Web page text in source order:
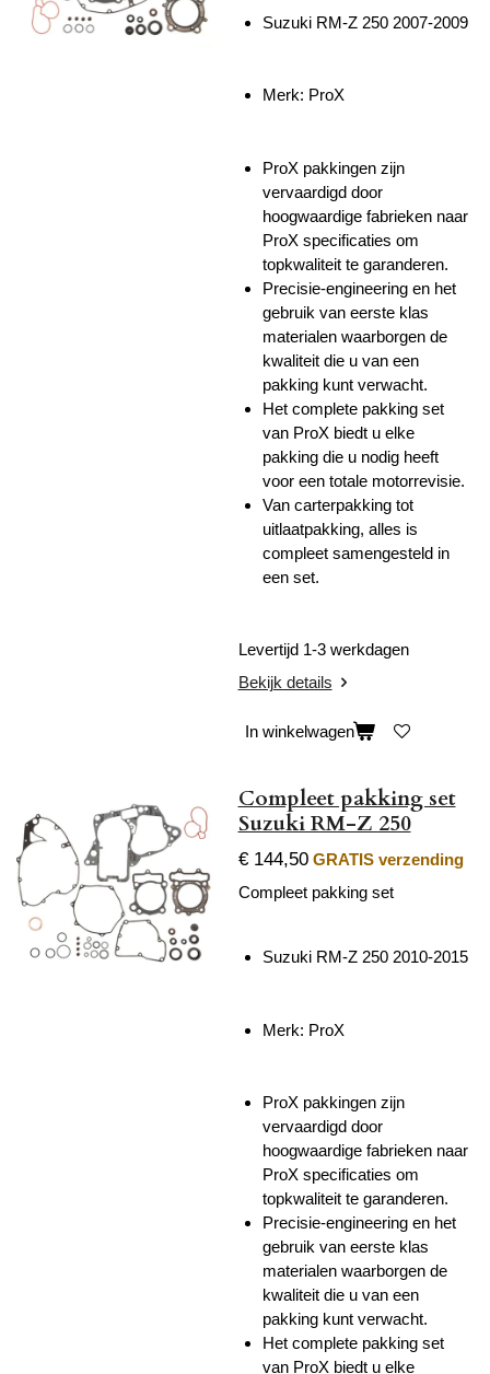
Suzuki RM-Z 250 2007-2009
Merk: ProX
ProX pakkingen zijn
vervaardigd door
hoogwaardige fabrieken naar
ProX specificaties om
topkwaliteit te garanderen.
Precisie-engineering en het
gebruik van eerste klas
materialen waarborgen de
kwaliteit die u van een
pakking kunt verwacht.
Het complete pakking set
van ProX biedt u elke
pakking die u nodig heeft
voor een totale motorrevisie.
Van carterpakking tot
uitlaatpakking, alles is
compleet samengesteld in
een set.
Levertijd 1-3 werkdagen
Bekijk details
In winkelwagen
Compleet pakking set
Suzuki RM-Z 250
€ 144,50 GRATIS verzending
Compleet pakking set
Suzuki RM-Z 250 2010-2015
Merk: ProX
ProX pakkingen zijn
vervaardigd door
hoogwaardige fabrieken naar
ProX specificaties om
topkwaliteit te garanderen.
Precisie-engineering en het
gebruik van eerste klas
materialen waarborgen de
kwaliteit die u van een
pakking kunt verwacht.
Het complete pakking set
van ProX biedt u elke